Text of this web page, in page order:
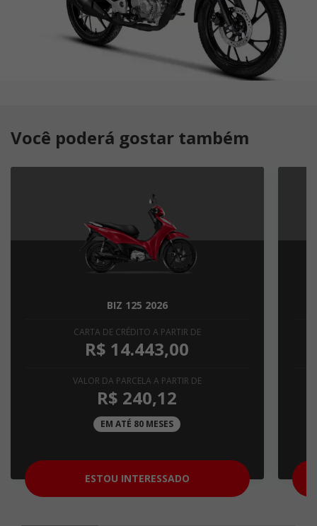
Você poderá gostar também
BIZ 125 2026
CARTA DE CRÉDITO A PARTIR DE
R$ 14.443,00
VALOR DA PARCELA A PARTIR DE
R$ 240,12
EM ATÉ 80 MESES
ESTOU INTERESSADO